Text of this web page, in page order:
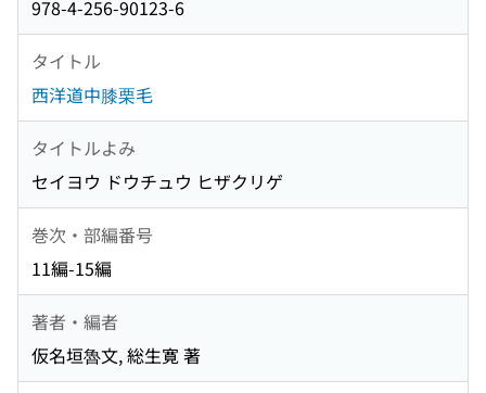
978-4-256-90123-6
タイトル
西洋道中膝栗毛
タイトルよみ
セイヨウ ドウチュウ ヒザクリゲ
巻次・部編番号
11編-15編
著者・編者
仮名垣魯文, 総生寛 著